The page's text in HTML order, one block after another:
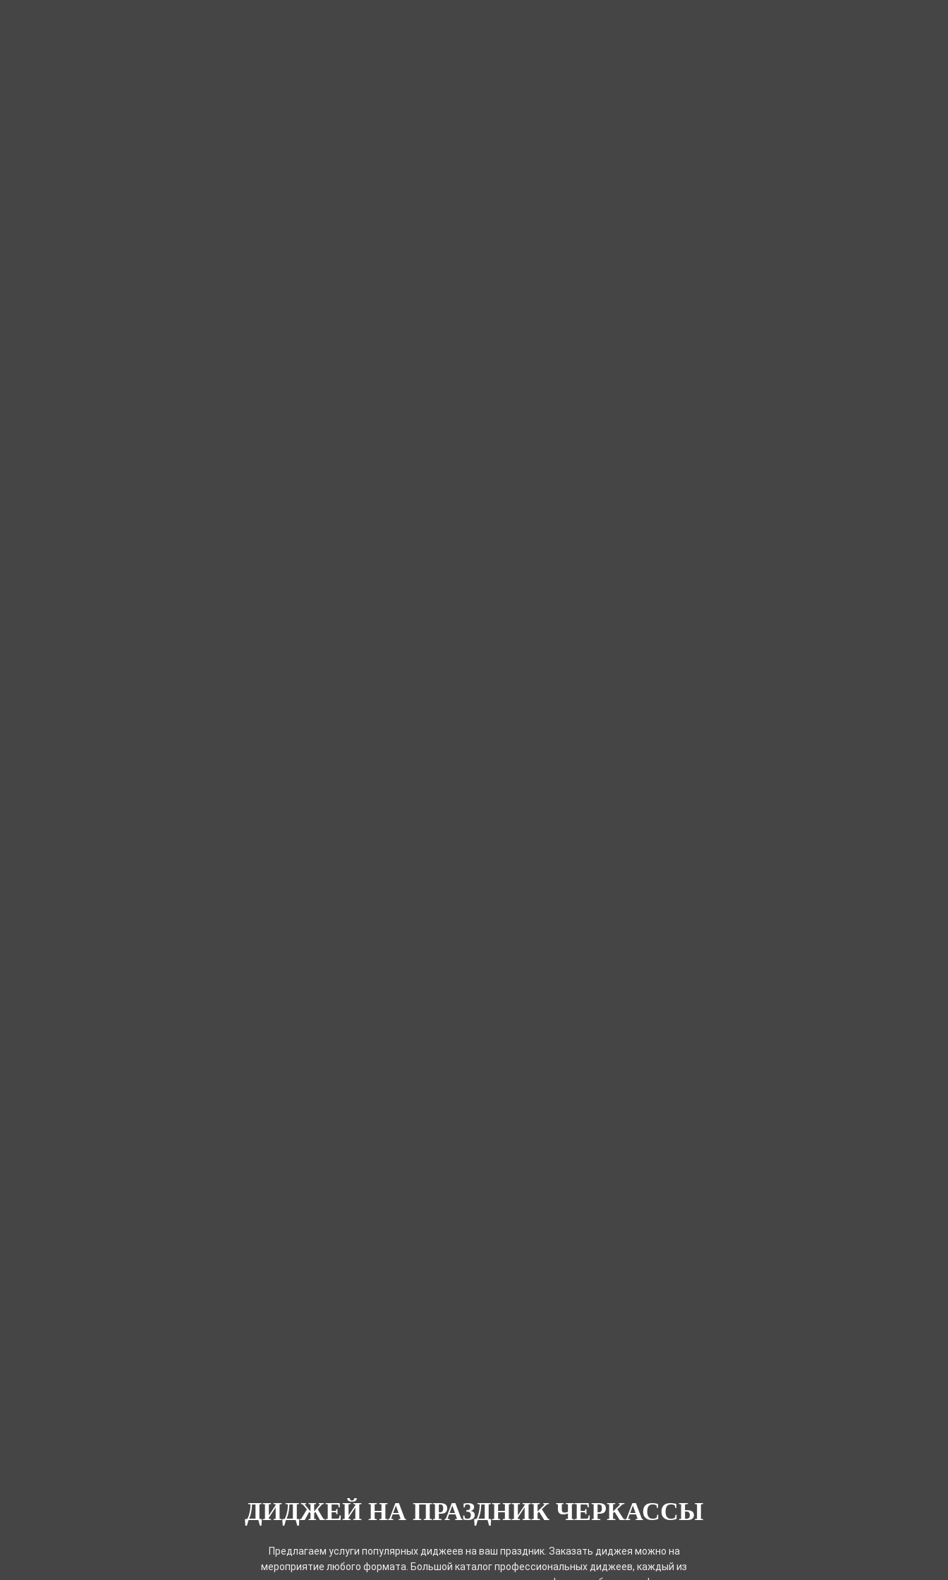
ДИДЖЕЙ НА ПРАЗДНИК ЧЕРКАССЫ
Предлагаем услуги популярных диджеев на ваш праздник. Заказать диджея можно на
мероприятие любого формата. Большой каталог профессиональных диджеев, каждый из